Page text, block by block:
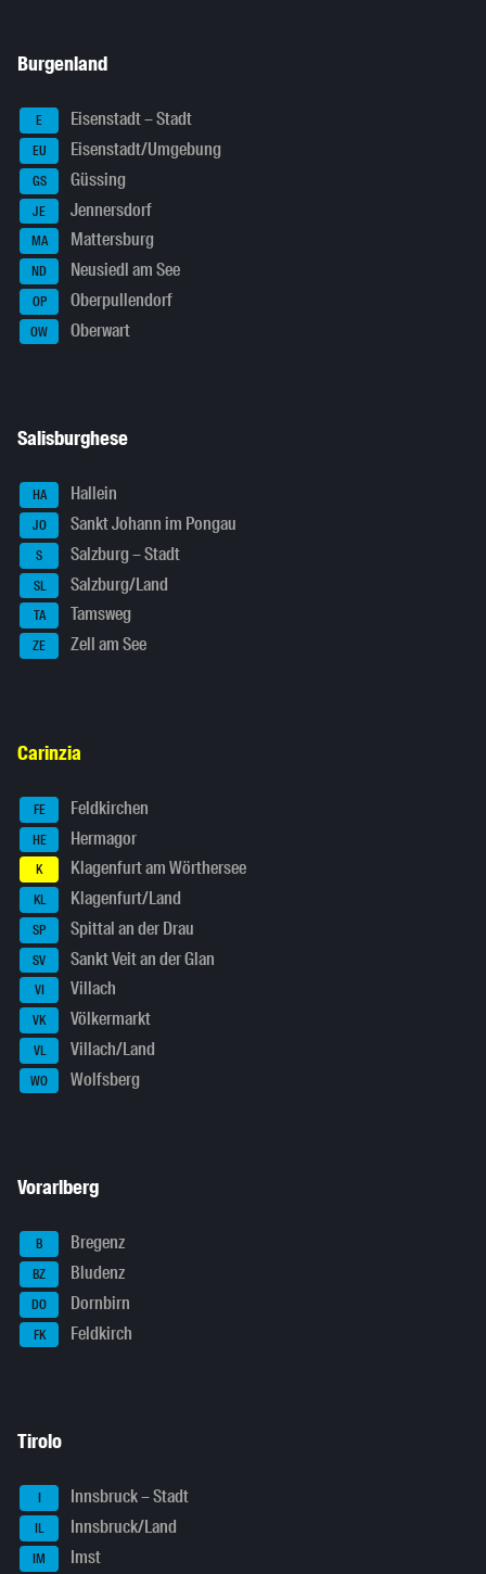
Burgenland
E Eisenstadt – Stadt
EU Eisenstadt/Umgebung
GS Güssing
JE Jennersdorf
MA Mattersburg
ND Neusiedl am See
OP Oberpullendorf
OW Oberwart
Salisburghese
HA Hallein
JO Sankt Johann im Pongau
S Salzburg – Stadt
SL Salzburg/Land
TA Tamsweg
ZE Zell am See
Carinzia
FE Feldkirchen
HE Hermagor
K Klagenfurt am Wörthersee
KL Klagenfurt/Land
SP Spittal an der Drau
SV Sankt Veit an der Glan
VI Villach
VK Völkermarkt
VL Villach/Land
WO Wolfsberg
Vorarlberg
B Bregenz
BZ Bludenz
DO Dornbirn
FK Feldkirch
Tirolo
I Innsbruck – Stadt
IL Innsbruck/Land
IM Imst